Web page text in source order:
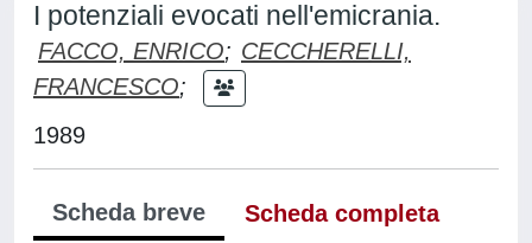
I potenziali evocati nell'emicrania.
FACCO, ENRICO; CECCHERELLI,
FRANCESCO;
1989
Scheda breve
Scheda completa